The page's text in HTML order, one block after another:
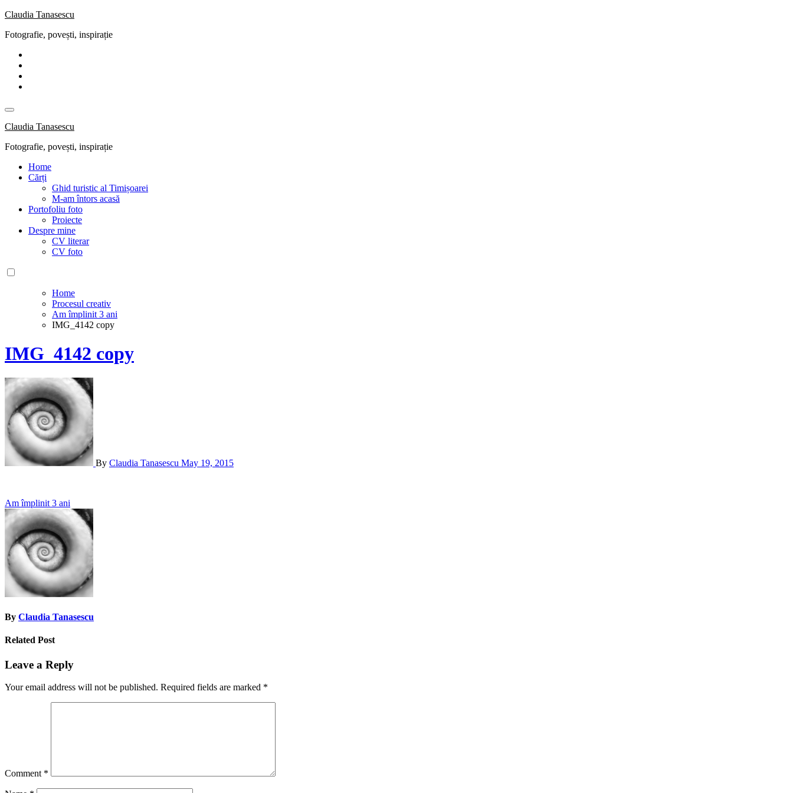
Skip
content
Claudia Tanasescu
Fotografie, povești, inspirație
Claudia Tanasescu
Fotografie, povești, inspirație
Home
Cărți
Ghid turistic al Timișoarei
M-am întors acasă
Portofoliu foto
Proiecte
Despre mine
CV literar
CV foto
Home
Procesul creativ
Am împlinit 3 ani
IMG_4142 copy
IMG_4142 copy
By Claudia Tanasescu May 19, 2015
Post
navigation
Am împlinit 3 ani
By Claudia Tanasescu
Related Post
Leave a Reply
Your email address will not be published. Required fields are marked *
Comment *